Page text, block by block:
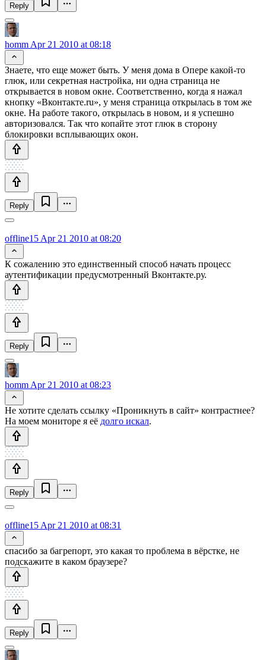
Reply
homm Apr 21 2010 at 08:18
Знаете, что еще может быть. У меня дома в Опере какой-то
глюк, или секретная настройка, ни одна страница не
открывается в новом окне. Соответственно, когда я нажал
кнопку «Вконтакте.ru», у меня страница открылась в том же
окне. На работе такого, открылась в новом, и я успешно
авторизовался. Так что копайте этот глюк в сторону
блокировки всплывающих окон.
Reply
offline15 Apr 21 2010 at 08:20
К сожалению это единственный способ начать процесс
аутентификации предусмотренный Вконтакте.ру.
Reply
homm Apr 21 2010 at 08:23
Не хотите сделать ссылку «Проникнуть в сайт» контрастнее?
На моем мониторе я её долго искал.
Reply
offline15 Apr 21 2010 at 08:31
спасибо за багрепорт, это какая то проблема в вёрстке, не
подскажите в каком браузере?
Reply